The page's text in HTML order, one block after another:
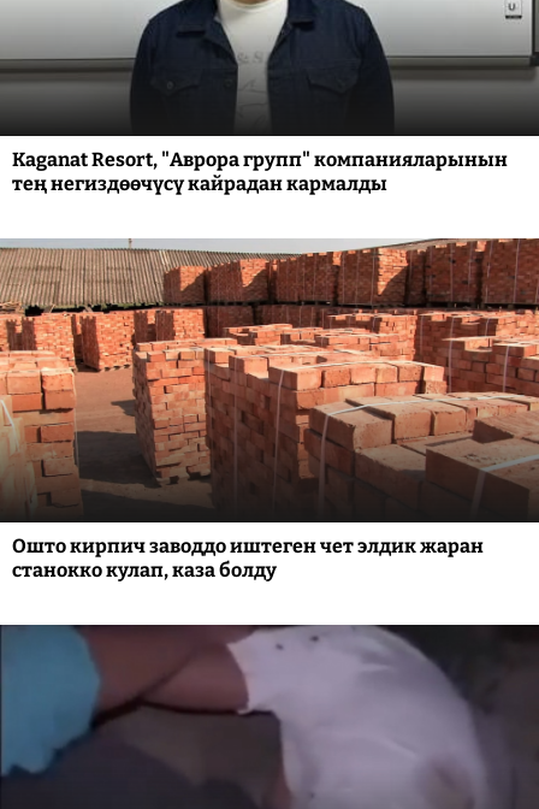
Kaganat Resort, "Аврора групп" компанияларынын
тең негиздөөчүсү кайрадан кармалды
Ошто кирпич заводдо иштеген чет элдик жаран
станокко кулап, каза болду